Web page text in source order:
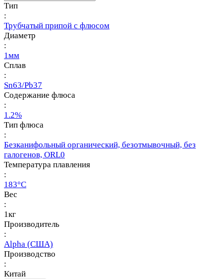
Тип
:
Трубчатый припой с флюсом
Диаметр
:
1мм
Сплав
:
Sn63/Pb37
Содержание флюса
:
1.2%
Тип флюса
:
Безканифольный органический, безотмывочный, без
галогенов, ORL0
Температура плавления
:
183°С
Вес
:
1кг
Производитель
:
Alpha (США)
Производство
:
Китай